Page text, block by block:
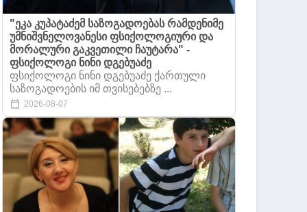
"ეკა კუპატაძემ საზოგადოებას რამდენიმე
უმნიშვნელოვანესი ფსიქოლოგიური და
მორალური გაკვეთილი ჩაუტარა" -
ფსიქოლოგი ნინი დგებუაძე
ფსიქოლოგი ნინი დგებუაძე ქართული
საზოგადოების იმ თვისებებზე ...
2026-08-07